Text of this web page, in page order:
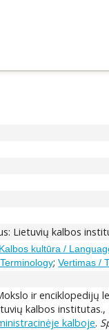
Lietuvių kalbos
Kalbos kultūra /
;Vertimas /
ir enciklopedijų
kalbos
kalboje.